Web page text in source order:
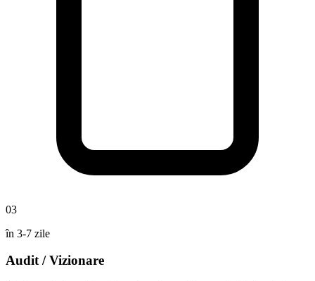
03
în 3-7 zile
Audit / Vizionare